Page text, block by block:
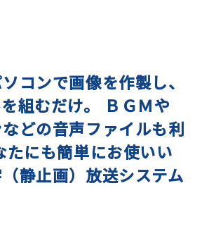
コンで画像を作製し、
組むだけ。 ＢＧＭや
どの音声ファイルも利
たにも簡単にお使いい
静止画）放送システム